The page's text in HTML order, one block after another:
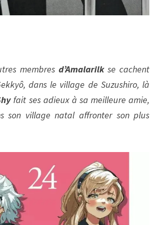
membresd’Amalarilkse cachent
dans le village de Suzushiro, là
fait ses adieux à sa meilleure amie,
son village natal affronter son plus